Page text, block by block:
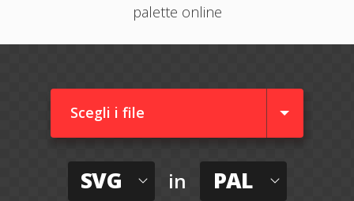
palette online
Scegli i file
SVG in PAL